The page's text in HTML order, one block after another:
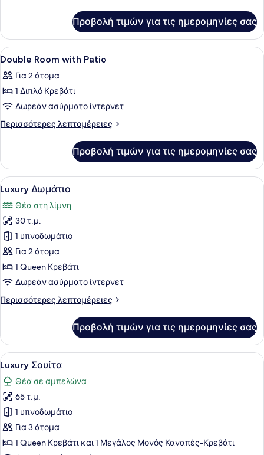
Twin
Room
Προβολή τιμών για τις ημερομηνίες σας
Προβολή
όλων
των
φωτογραφιών
για
Double
Patio
Κλινοσκεπάσματα υψηλής
4
Double Room with Patio
Για 2 άτομα
1 Διπλό Κρεβάτι
Δωρεάν ασύρματο ίντερνετ
Περισσότερες λεπτομέρειες
Περισσότερες
Room
with
Patio
Προβολή τιμών για τις ημερομηνίες σας
Προβολή
όλων
των
φωτογραφιών
για
Luxury
Δωμάτιο
Ένα δωμάτιο ξενοδοχείου με ένα
5
Luxury Δωμάτιο
Θέα στη λίμνη
30 τ.μ.
1 υπνοδωμάτιο
Για 2 άτομα
1 Queen Κρεβάτι
Δωρεάν ασύρματο ίντερνετ
Περισσότερες λεπτομέρειες
Περισσότερες
Δωμάτιο
Προβολή τιμών για τις ημερομηνίες σας
Προβολή
όλων
των
φωτογραφιών
για
Luxury
Σουίτα
Ένα σύγχρονο υπνοδωμάτιο με
5
Luxury Σουίτα
Θέα σε αμπελώνα
65 τ.μ.
1 υπνοδωμάτιο
Για 3 άτομα
1 Queen Κρεβάτι και 1 Μεγάλος Μονός Καναπές-Κρεβάτι